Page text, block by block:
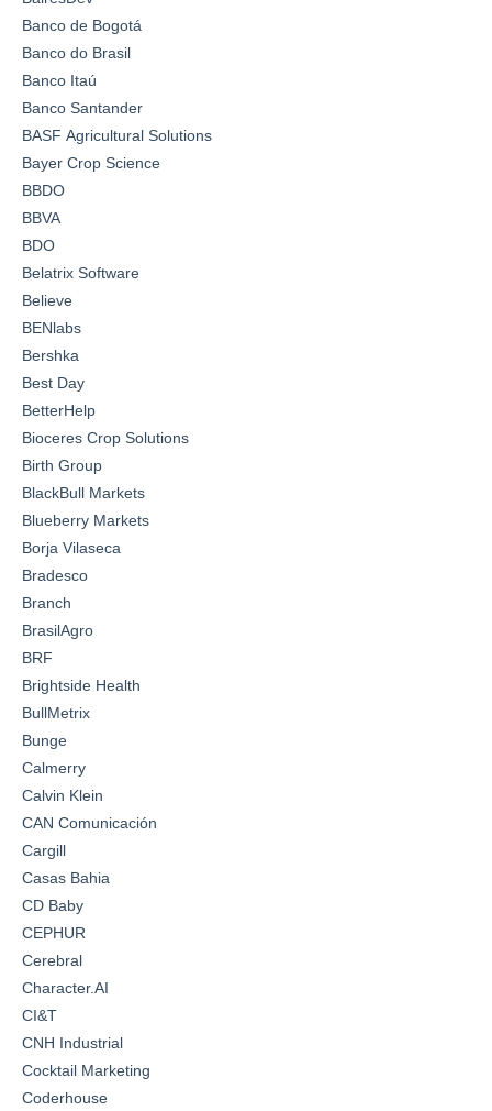
Banco de Bogotá
Banco do Brasil
Banco Itaú
Banco Santander
BASF Agricultural Solutions
Bayer Crop Science
BBDO
BBVA
BDO
Belatrix Software
Believe
BENlabs
Bershka
Best Day
BetterHelp
Bioceres Crop Solutions
Birth Group
BlackBull Markets
Blueberry Markets
Borja Vilaseca
Bradesco
Branch
BrasilAgro
BRF
Brightside Health
BullMetrix
Bunge
Calmerry
Calvin Klein
CAN Comunicación
Cargill
Casas Bahia
CD Baby
CEPHUR
Cerebral
Character.AI
CI&T
CNH Industrial
Cocktail Marketing
Coderhouse